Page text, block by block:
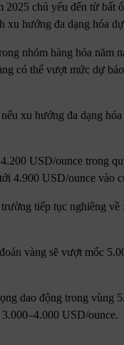
chủ yếu đến từ
xu hướng đa dạng hóa
nhóm hàng hóa
có thể vượt mức dự
xu hướng đa dạng
USD/ounce trong
4.900 USD/ounce vào
tiếp tục nghiêng
vàng sẽ vượt mốc
dao động trong vùng
USD/ounce.